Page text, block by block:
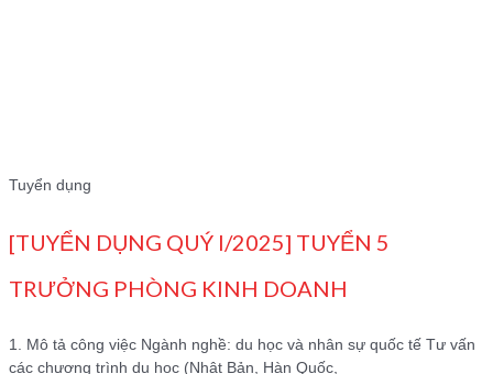
Tuyển dụng
[TUYỂN DỤNG QUÝ I/2025] TUYỂN 5
TRƯỞNG PHÒNG KINH DOANH
1. Mô tả công việc Ngành nghề: du học và nhân sự quốc tế Tư vấn
các chương trình du học (Nhật Bản, Hàn Quốc,